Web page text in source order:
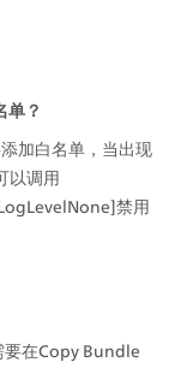
单？
加白名单，当出现
以调用
禁用
在Copy Bundle